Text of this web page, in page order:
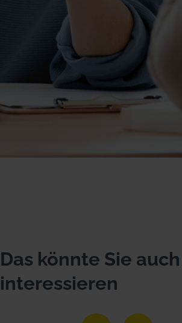
Das könnte Sie auch
interessieren